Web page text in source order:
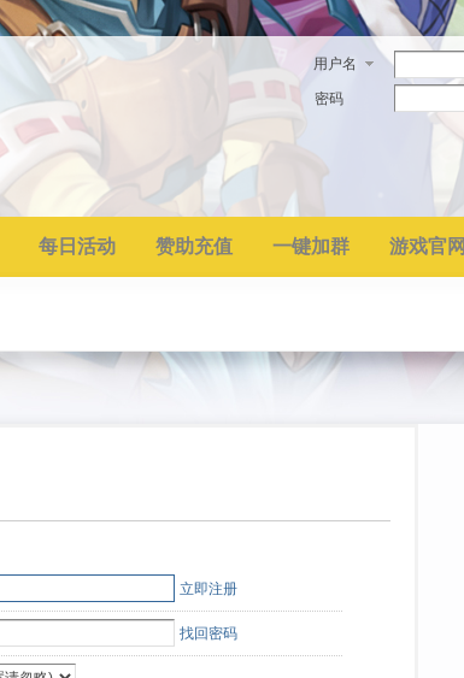
用户名
密码
每日活动 赞助充值 一键加群 游戏官网
立即注册
找回密码